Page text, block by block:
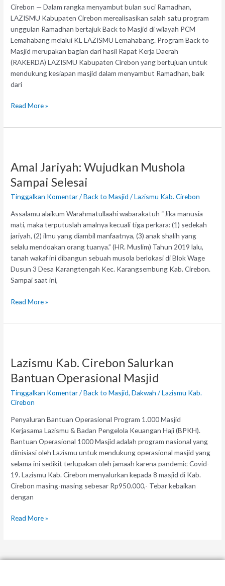
Cirebon — Dalam rangka menyambut bulan suci Ramadhan,
LAZISMU Kabupaten Cirebon merealisasikan salah satu program
unggulan Ramadhan bertajuk Back to Masjid di wilayah PCM
Lemahabang melalui KL LAZISMU Lemahabang. Program Back to
Masjid merupakan bagian dari hasil Rapat Kerja Daerah
(RAKERDA) LAZISMU Kabupaten Cirebon yang bertujuan untuk
mendukung kesiapan masjid dalam menyambut Ramadhan, baik
dari
Masjid
di
PCM
Lemahabang
Read More »
Amal Jariyah: Wujudkan Mushola
Sampai Selesai
Tinggalkan Komentar/Back to Masjid /Lazismu Kab. Cirebon
Assalamu alaikum Warahmatullaahi wabarakatuh “Jika manusia
mati, maka terputuslah amalnya kecuali tiga perkara: (1) sedekah
jariyah, (2) ilmu yang diambil manfaatnya, (3) anak shalih yang
selalu mendoakan orang tuanya.” (HR. Muslim) Tahun 2019 lalu,
tanah wakaf ini dibangun sebuah musola berlokasi di Blok Wage
Dusun 3 Desa Karangtengah Kec. Karangsembung Kab. Cirebon.
Sampai saat ini,
Wujudkan
Sampai
Selesai
Read More »
Lazismu Kab. Cirebon Salurkan
Bantuan Operasional Masjid
Tinggalkan Komentar/Back to Masjid,Dakwah /Lazismu Kab.
Cirebon
Penyaluran Bantuan Operasional Program 1.000 Masjid
Kerjasama Lazismu & Badan Pengelola Keuangan Haji (BPKH).
Bantuan Operasional 1000 Masjid adalah program nasional yang
diinisiasi oleh Lazismu untuk mendukung operasional masjid yang
selama ini sedikit terlupakan oleh jamaah karena pandemic Covid-
19. Lazismu Kab. Cirebon menyalurkan kepada 8 masjid di Kab.
Cirebon masing-masing sebesar Rp950.000,- Tebar kebaikan
dengan
Cirebon
Salurkan
Bantuan
Operasional
Masjid
Read More »